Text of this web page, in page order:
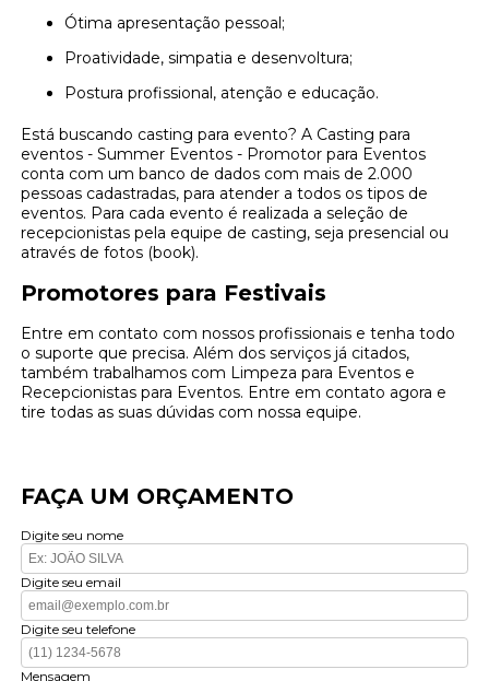
Ótima apresentação pessoal;
Proatividade, simpatia e desenvoltura;
Postura profissional, atenção e educação.
Está buscando casting para evento? A Casting para
eventos - Summer Eventos - Promotor para Eventos
conta com um banco de dados com mais de 2.000
pessoas cadastradas, para atender a todos os tipos de
eventos. Para cada evento é realizada a seleção de
recepcionistas pela equipe de casting, seja presencial ou
através de fotos (book).
Promotores para Festivais
Entre em contato com nossos profissionais e tenha todo
o suporte que precisa. Além dos serviços já citados,
também trabalhamos com Limpeza para Eventos e
Recepcionistas para Eventos. Entre em contato agora e
tire todas as suas dúvidas com nossa equipe.
FAÇA UM ORÇAMENTO
Digite seu nome
Digite seu email
Digite seu telefone
Mensagem